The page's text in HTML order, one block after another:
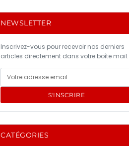
NEWSLETTER
Inscrivez-vous pour recevoir nos derniers
articles directement dans votre boîte mail.
S'INSCRIRE
CATÉGORIES